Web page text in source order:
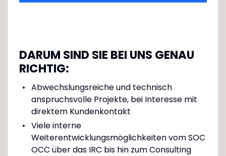
DARUM SIND SIE BEI UNS GENAU
RICHTIG:
Abwechslungsreiche und technisch
anspruchsvolle Projekte, bei Interesse mit
direktem Kundenkontakt
Viele interne
Weiterentwicklungsmöglichkeiten vom SOC
OCC über das IRC bis hin zum Consulting